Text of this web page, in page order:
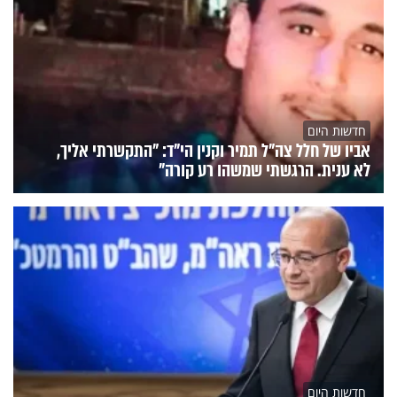
חדשות היום
אביו של חלל צה"ל תמיר וקנין הי"ד: "התקשרתי אליך,
לא ענית. הרגשתי שמשהו רע קורה"
חדשות היום